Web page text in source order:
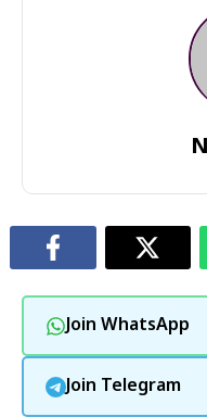
Join WhatsApp
Join Telegram